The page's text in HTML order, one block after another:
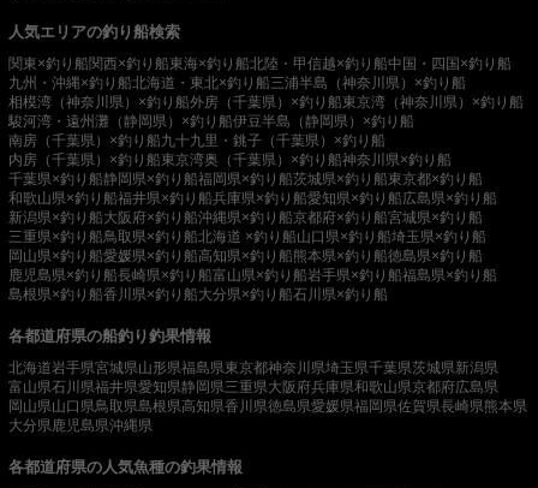
人気エリアの釣り船検索
関東×釣り船関西×釣り船東海×釣り船北陸・甲信越×釣り船中国・四国×釣り船
九州・沖縄×釣り船北海道・東北×釣り船三浦半島（神奈川県）×釣り船
相模湾（神奈川県）×釣り船外房（千葉県）×釣り船東京湾（神奈川県）×釣り船
駿河湾・遠州灘（静岡県）×釣り船伊豆半島（静岡県）×釣り船
南房（千葉県）×釣り船九十九里・銚子（千葉県）×釣り船
内房（千葉県）×釣り船東京湾奥（千葉県）×釣り船神奈川県×釣り船
千葉県×釣り船静岡県×釣り船福岡県×釣り船茨城県×釣り船東京都×釣り船
和歌山県×釣り船福井県×釣り船兵庫県×釣り船愛知県×釣り船広島県×釣り船
新潟県×釣り船大阪府×釣り船沖縄県×釣り船京都府×釣り船宮城県×釣り船
三重県×釣り船鳥取県×釣り船北海道 ×釣り船山口県×釣り船埼玉県×釣り船
岡山県×釣り船愛媛県×釣り船高知県×釣り船熊本県×釣り船徳島県×釣り船
鹿児島県×釣り船長崎県×釣り船富山県×釣り船岩手県×釣り船福島県×釣り船
島根県×釣り船香川県×釣り船大分県×釣り船石川県×釣り船
各都道府県の船釣り釣果情報
北海道岩手県宮城県山形県福島県東京都神奈川県埼玉県千葉県茨城県新潟県
富山県石川県福井県愛知県静岡県三重県大阪府兵庫県和歌山県京都府広島県
岡山県山口県鳥取県島根県高知県香川県徳島県愛媛県福岡県佐賀県長崎県熊本県
大分県 鹿児島県沖縄県
各都道府県の人気魚種の釣果情報